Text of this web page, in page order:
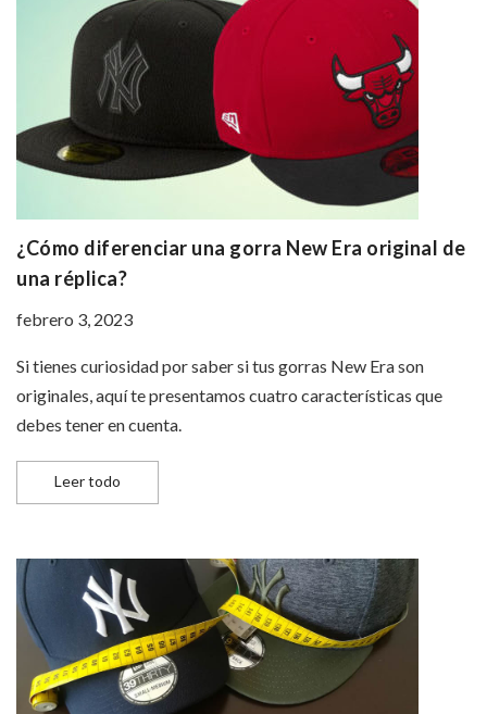
¿Cómo diferenciar una gorra New Era original de
una réplica?
febrero 3, 2023
Si tienes curiosidad por saber si tus gorras New Era son
originales, aquí te presentamos cuatro características que
debes tener en cuenta.
Leer todo